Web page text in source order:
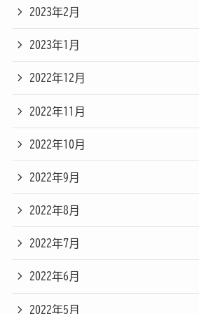
2023年2月
2023年1月
2022年12月
2022年11月
2022年10月
2022年9月
2022年8月
2022年7月
2022年6月
2022年5月